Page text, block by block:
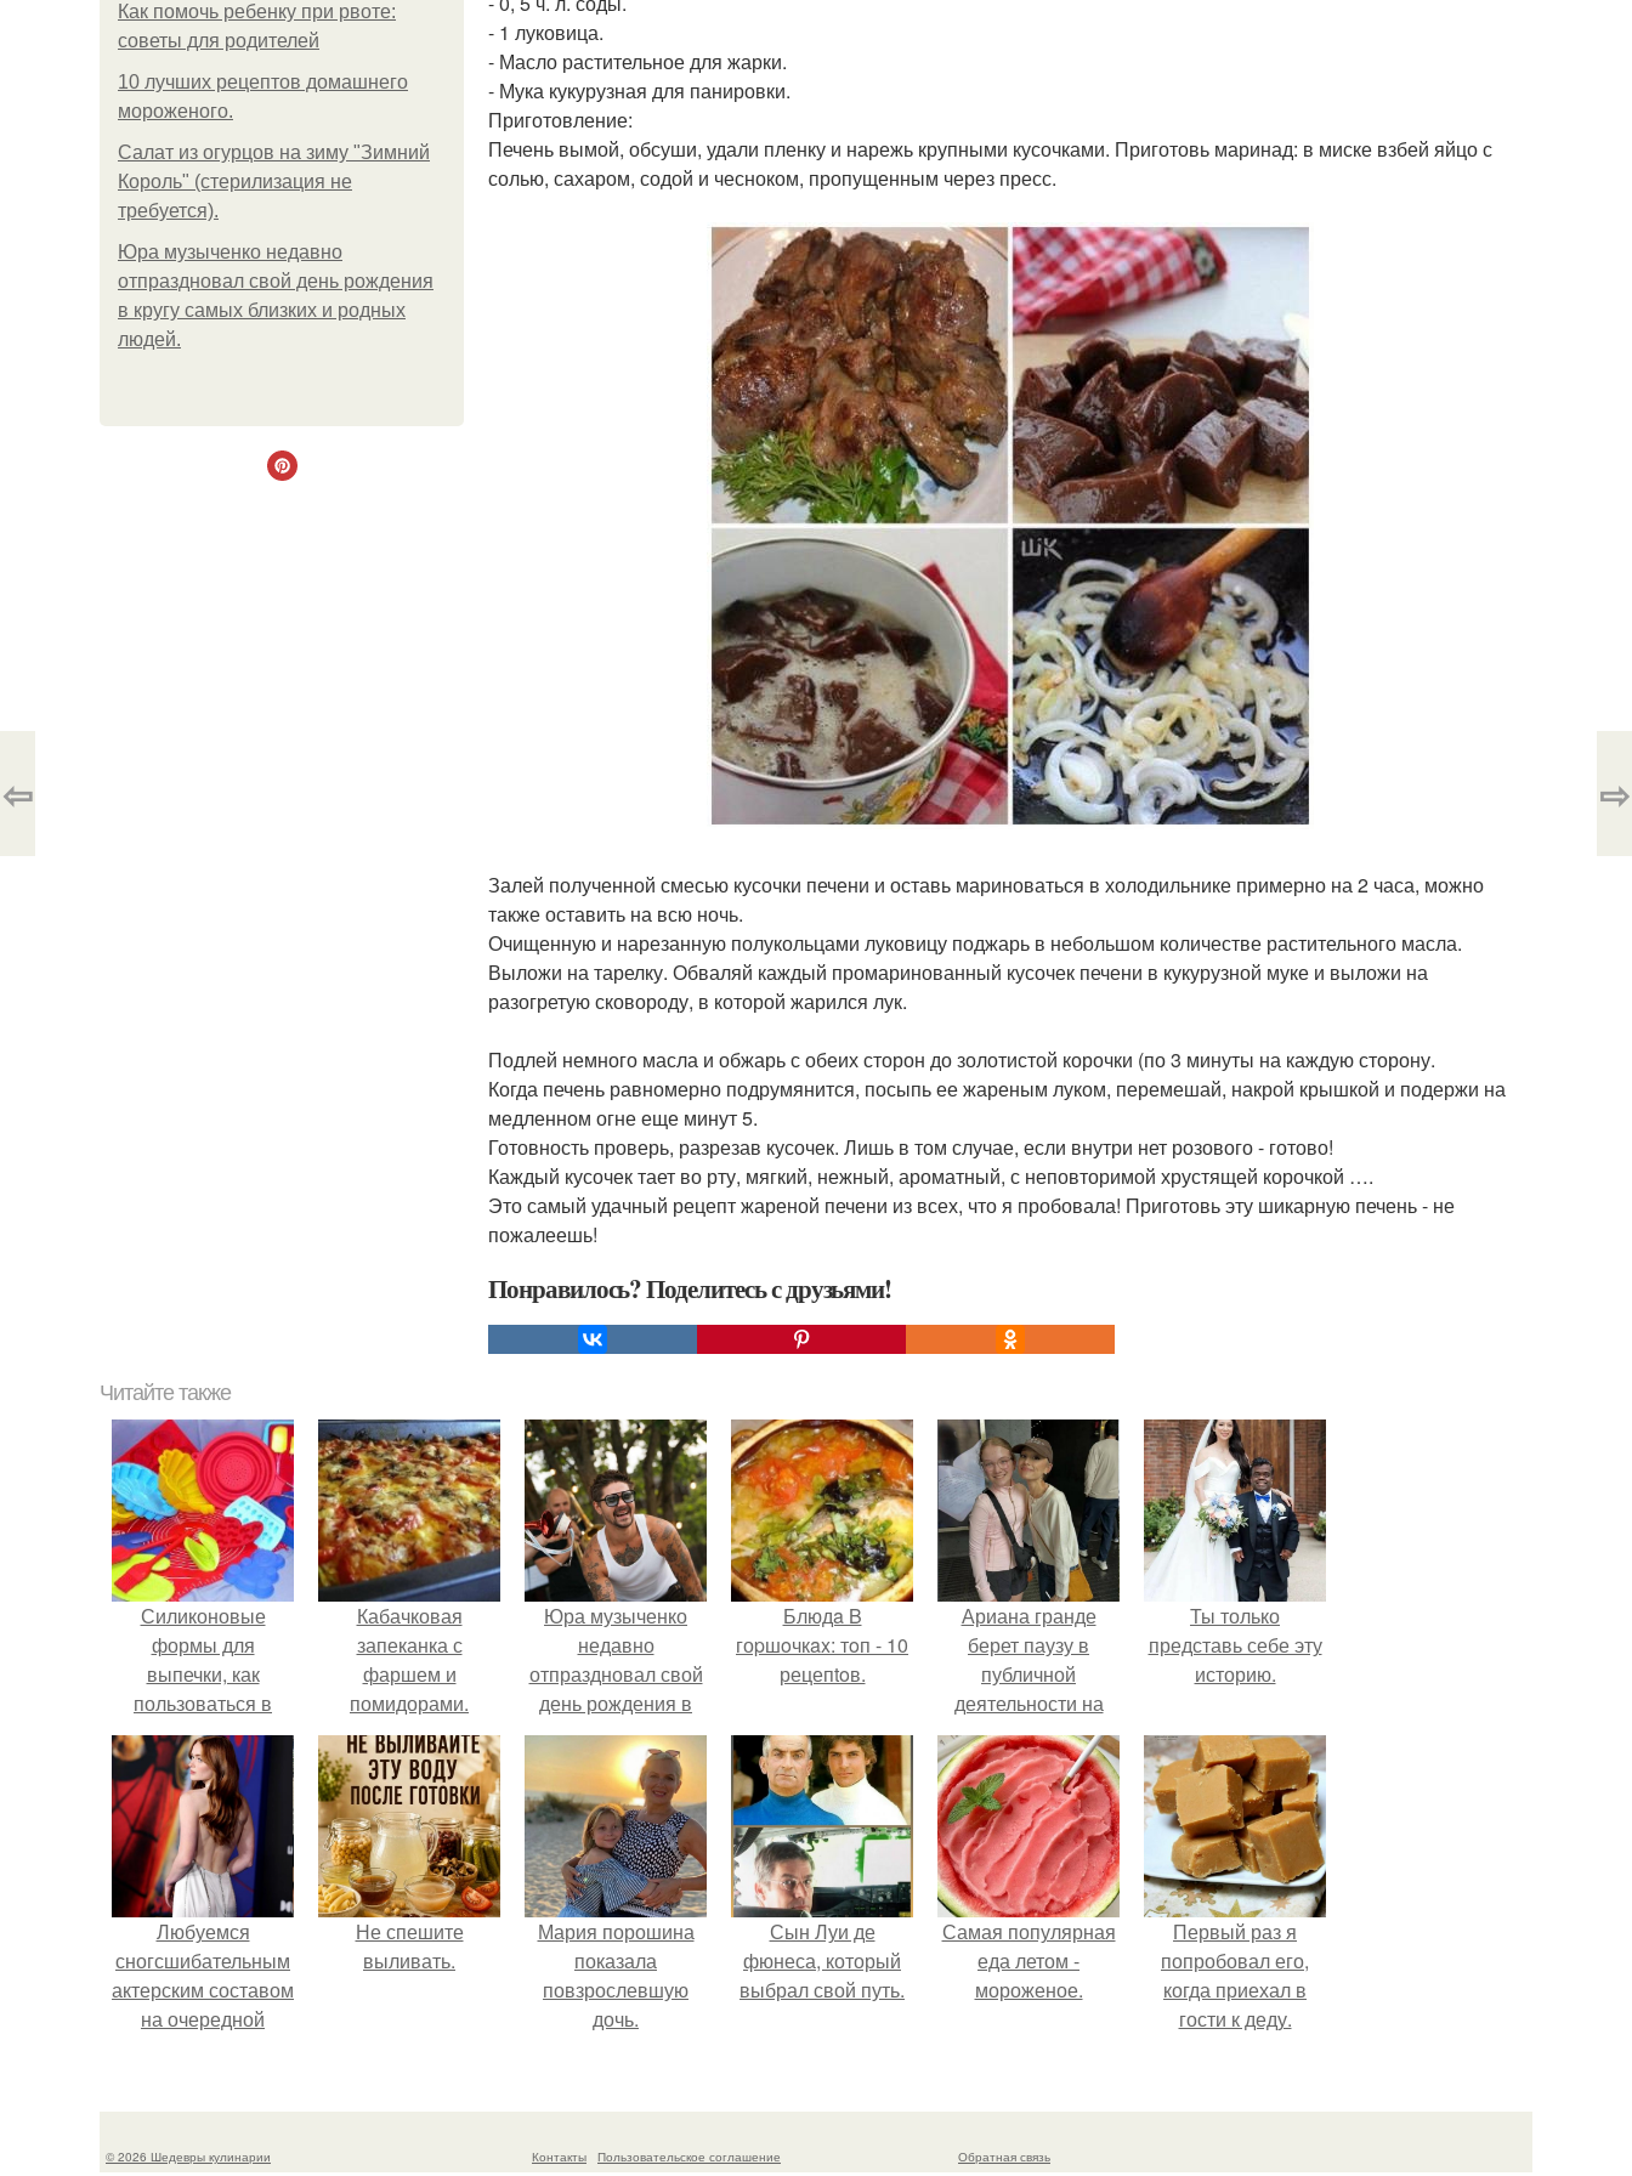
Как помочь ребенку при рвоте:
советы для родителей
10 лучших рецептов домашнего
мороженого.
Салат из огурцов на зиму "Зимний
Король" (стерилизация не
требуется).
Юра музыченко недавно
отпраздновал свой день рождения
в кругу самых близких и родных
людей.
- 1 луковица.
- Масло растительное для жарки.
- Мука кукурузная для панировки.
Приготовление:
Печень вымой, обсуши, удали пленку и нарежь крупными кусочками. Приготовь маринад: в миске взбей яйцо с
солью, сахаром, содой и чесноком, пропущенным через пресс.
Залей полученной смесью кусочки печени и оставь мариноваться в холодильнике примерно на 2 часа, можно
также оставить на всю ночь.
Очищенную и нарезанную полукольцами луковицу поджарь в небольшом количестве растительного масла.
Выложи на тарелку. Обваляй каждый промаринованный кусочек печени в кукурузной муке и выложи на
разогретую сковороду, в которой жарился лук.
Подлей немного масла и обжарь с обеих сторон до золотистой корочки (по 3 минуты на каждую сторону.
Когда печень равномерно подрумянится, посыпь ее жареным луком, перемешай, накрой крышкой и подержи на
медленном огне еще минут 5.
Готовность проверь, разрезав кусочек. Лишь в том случае, если внутри нет розового - готово!
Каждый кусочек тает во рту, мягкий, нежный, ароматный, с неповторимой хрустящей корочкой ….
Это самый удачный рецепт жареной печени из всех, что я пробовала! Приготовь эту шикарную печень - не
пожалеешь!
Понравилось? Поделитесь с друзьями!
⇦ ⇨
Читайте также
Силиконовые
формы для
выпечки, как
пользоваться в
духовке. 9 правил
использования
силиконовых
формам для
выпечки.
Кабачковая
запеканка с
фаршем и
помидорами.
Юра музыченко
недавно
отпраздновал свой
день рождения в
кругу самых
близких и родных
людей.
Блюдa B
гоpшoчкax: тoп - 10
рецепtoв.
Ариана гранде
берет паузу в
публичной
деятельности на
фоне слухов о
своем здоровье.
Ты только
представь себе эту
историю.
Любуемся
сногсшибательным
актерским составом
на очередной
Не спешите
выливать.
Мария порошина
показала
повзрослевшую
дочь.
Сын Луи де
фюнеса, который
выбрал свой путь.
Самая популярная
еда летом -
мороженое.
Первый раз я
попробовал его,
когда приехал в
гости к деду.
© 2026 Шедевры кулинарии Контакты Пользовательское соглашение Обратная связь